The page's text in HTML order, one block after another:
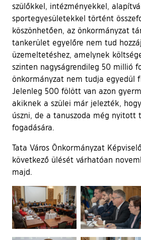
szülőkkel, intézményekkel,
sportegyesületekkel történt
köszönhetően, az önkormányzat
tankerület egyelőre nem tud
üzemeltetéshez, amelynek
szinten nagyságrendileg 50 millió
önkormányzat nem tudja egyedül
Jelenleg 500 fölött van azon
akiknek a szülei már jelezték,
úszni, de a tanuszoda még nyitott
fogadására.
Tata Város Önkormányzat
következő ülését várhatóan
majd.
Ugrás a galéria utánra